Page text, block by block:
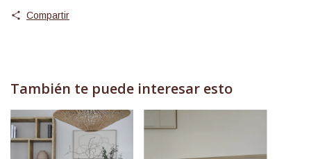
Compartir
También te puede interesar esto